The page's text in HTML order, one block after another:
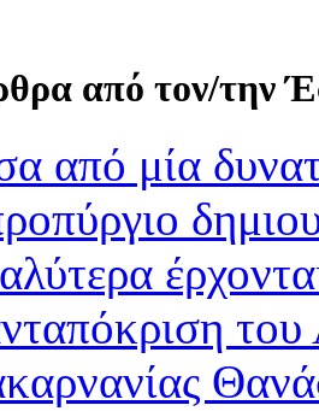
από τον/την
από μία
του